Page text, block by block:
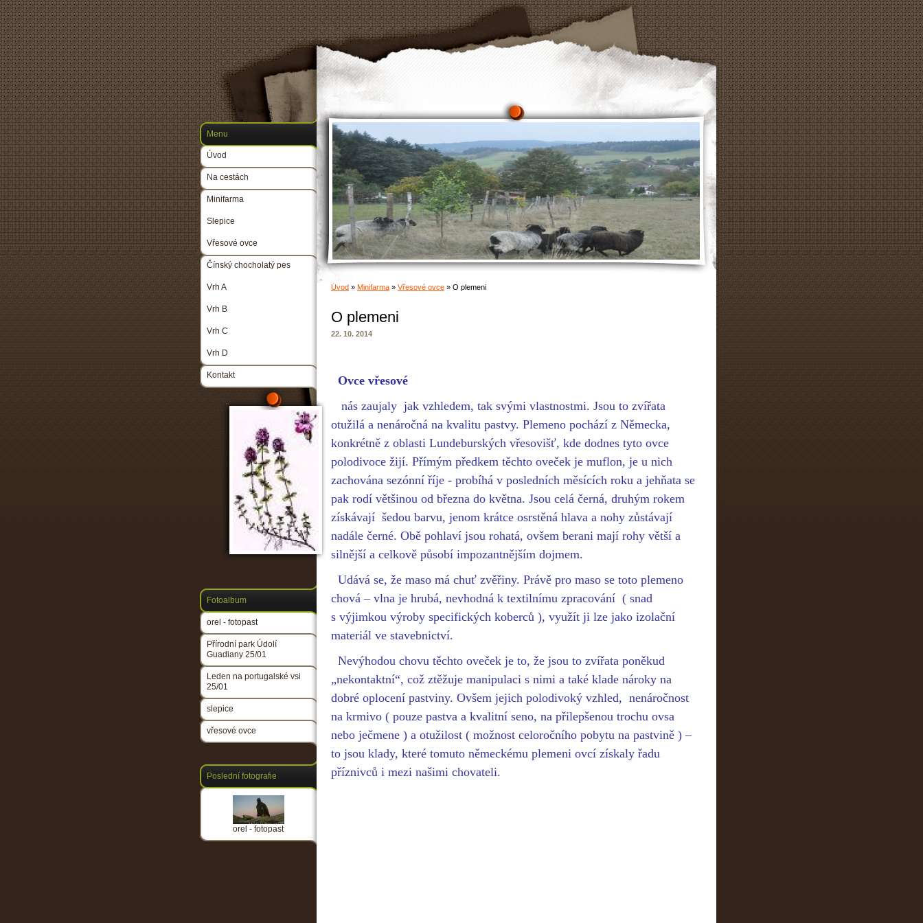
Úvod » Minifarma » Vřesové ovce » O plemeni
O plemeni
22. 10. 2014
Ovce vřesové
nás zaujaly jak vzhledem, tak svými vlastnostmi. Jsou to zvířata
otužilá a nenáročná na kvalitu pastvy. Plemeno pochází z Německa,
konkrétně z oblasti Lundeburských vřesovišť, kde dodnes tyto ovce
polodivoce žijí. Přímým předkem těchto oveček je muflon, je u nich
zachována sezónní říje - probíhá v posledních měsících roku a jehňata se
pak rodí většinou od března do května. Jsou celá černá, druhým rokem
získávají šedou barvu, jenom krátce osrstěná hlava a nohy zůstávají
nadále černé. Obě pohlaví jsou rohatá, ovšem berani mají rohy větší a
silnější a celkově působí impozantnějším dojmem.
Udává se, že maso má chuť zvěřiny. Právě pro maso se toto plemeno
chová – vlna je hrubá, nevhodná k textilnímu zpracování ( snad
s výjimkou výroby specifických koberců ), využít ji lze jako izolační
materiál ve stavebnictví.
Nevýhodou chovu těchto oveček je to, že jsou to zvířata poněkud
„nekontaktní“, což ztěžuje manipulaci s nimi a také klade nároky na
dobré oplocení pastviny. Ovšem jejich polodivoký vzhled, nenáročnost
na krmivo ( pouze pastva a kvalitní seno, na přilepšenou trochu ovsa
nebo ječmene ) a otužilost ( možnost celoročního pobytu na pastvině ) –
to jsou klady, které tomuto německému plemeni ovcí získaly řadu
příznivců i mezi našimi chovateli.
Menu
Úvod
Na cestách
Minifarma
Slepice
Vřesové ovce
Čínský chocholatý pes
Vrh A
Vrh B
Vrh C
Vrh D
Kontakt
Fotoalbum
orel - fotopast
Přírodní park Údolí
Guadiany 25/01
Leden na portugalské vsi
25/01
slepice
vřesové ovce
Poslední fotografie
orel - fotopast